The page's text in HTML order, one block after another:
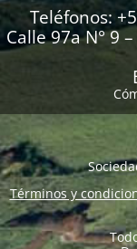
Teléfonos:
Calle 97a N° 9
Términos y